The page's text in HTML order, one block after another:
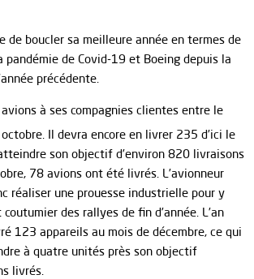
de boucler sa meilleure année en termes de
pandémie de Covid-19 et Boeing depuis la
précédente.
à ses compagnies clientes entre le
Il devra encore en livrer 235 d’ici le
son objectif d’environ 820 livraisons
78 avions ont été livrés. L’avionneur
réaliser une prouesse industrielle pour y
des rallyes de fin d’année. L’an
123 appareils au mois de décembre, ce qui
à quatre unités près son objectif
livrés.